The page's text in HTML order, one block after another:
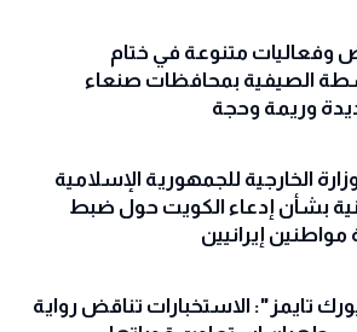
وفعاليات متنوعة في ختام
الصيفية بمحافظات صنعاء
وريمة وحجة
الخارجية للجمهورية الإسلامية
بشأن إدعاء الكويت حول ضبط
مواطنين إيرانيين
تايمز": الاستخبارات تناقض رواية